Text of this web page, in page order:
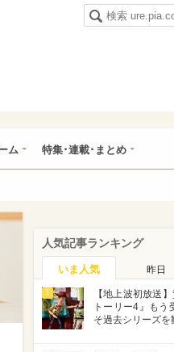
ム 特集･連載･まとめ
人気記事ランキング
いま人気 昨日
1
【地上波初放送
トーリー4』もう
そ過去シリーズを